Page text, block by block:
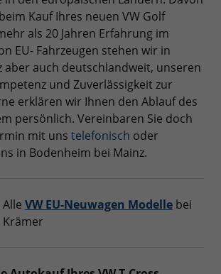
Kauf Ihres neuen VW Golf
als 20 Jahren Erfahrung im
EU- Fahrzeugen stehen wir in
aber auch deutschlandweit, unseren
und Zuverlässigkeit zur
erklären wir Ihnen den Ablauf des
persönlich. Vereinbaren Sie doch
mit uns telefonisch oder
in Bodenheim bei Mainz.
Alle VW EU-Neuwagen Modelle bei
Krämer